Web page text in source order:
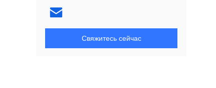
Свяжитесь сейчас